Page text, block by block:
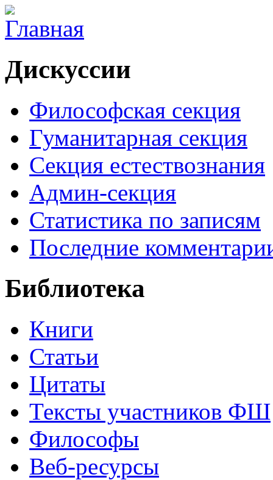
Дискуссии
Философская секция
Гуманитарная секция
Секция естествознания
Админ-секция
Статистика по записям
Последние
Библиотека
Книги
Статьи
Цитаты
Тексты участников ФШ
Философы
Веб-ресурсы